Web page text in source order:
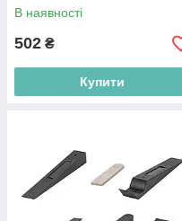
В наявності
502 ₴
Купити